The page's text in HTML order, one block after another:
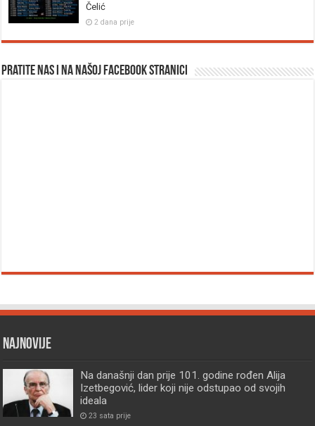
Čelić
2 dana prije
Pratite nas i na našoj facebook stranici
Najnovije
Na današnji dan prije 101. godine rođen Alija
Izetbegović, lider koji nije odstupao od svojih
ideala
23 sata prije